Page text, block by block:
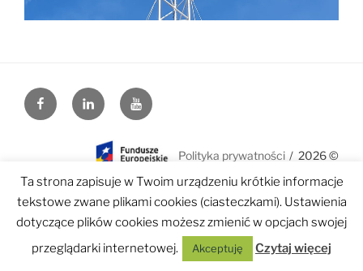
facebook.com
linkedin.comyoutube.com
Polityka prywatności 2026 ©
Ta strona zapisuje w Twoim urządzeniu krótkie informacje
tekstowe zwane plikami cookies (ciasteczkami). Ustawienia
dotyczące plików cookies możesz zmienić w opcjach swojej
przeglądarki internetowej.
Akceptuję Czytaj więcej